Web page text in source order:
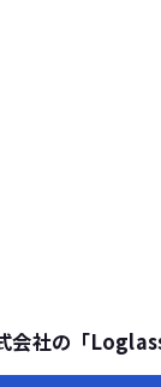
社の「